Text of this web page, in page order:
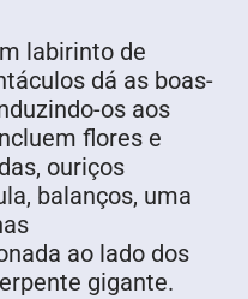
labirinto de
dá as boas-
os aos
flores e
ouriços
balanços, uma
ao lado dos
gigante.